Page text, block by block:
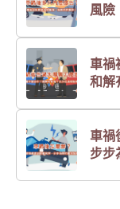
風險
車禍
和解
車禍
步步